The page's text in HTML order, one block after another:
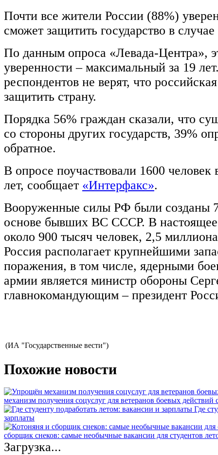
Почти все жители России (88%)
сможет защитить государство в
По данным опроса «Левада-Центра»,
уверенности – максимальный за 19
респондентов не верят, что
защитить страну.
Порядка 56% граждан сказали, что
со стороны других государств, 39%
обратное.
В опросе поучаствовали 1600 человек
лет, сообщает «Интерфакс».
Вооруженные силы РФ были созданы
основе бывших ВС СССР. В настоящее
около 900 тысяч человек, 2,5
Россия располагает крупнейшими
поражения, в том числе, ядерными
армии является министр обороны
главнокомандующим – президент
(ИА "Государственные вести")
Похожие новости
механизм получения соцуслуг для ветеранов боевых действий
Где
зарплаты
сборщик снеков: самые необычные вакансии для студентов
Загрузка...